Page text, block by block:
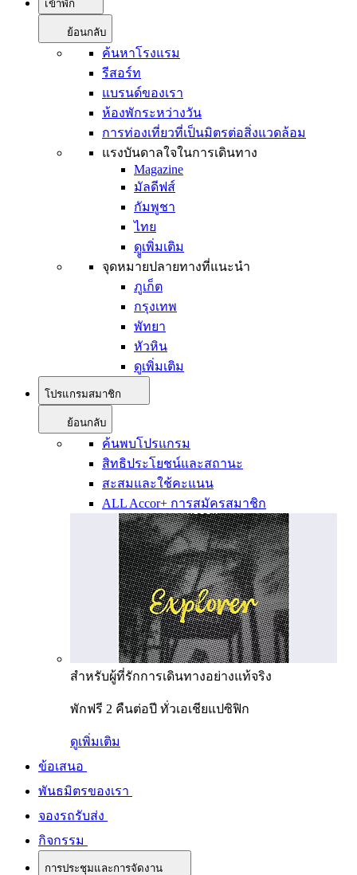
เข้าพัก
ย้อนกลับ
ค้นหาโรงแรม
รีสอร์ท
แบรนด์ของเรา
ห้องพักระหว่างวัน
การท่องเที่ยวที่เป็นมิตรต่อสิ่งแวดล้อม
แรงบันดาลใจในการเดินทาง
Magazine
มัลดีฟส์
กัมพูชา
ไทย
ดููเพิ่มเติม
จุดหมายปลายทางที่แนะนำ
ภูเก็ต
กรุงเทพ
พัทยา
หัวหิน
ดูเพิ่มเติม
โปรแกรมสมาชิก
ย้อนกลับ
ค้นพบโปรแกรม
สิทธิประโยชน์และสถานะ
สะสมและใช้คะแนน
ALL Accor+ การสมัครสมาชิก
สำหรับผู้ที่รักการเดินทางอย่างแท้จริง
พักฟรี 2 คืนต่อปี ทั่วเอเชียแปซิฟิก
ดูเพิ่มเติม
ข้อเสนอ
พันธมิตรของเรา
จองรถรับส่ง
กิจกรรม
การประชุมและการจัดงาน